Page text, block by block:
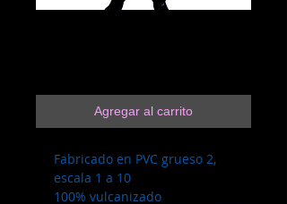
Agregar al carrito
Fabricado en PVC grueso 2,
escala 1 a 10
100% vulcanizado